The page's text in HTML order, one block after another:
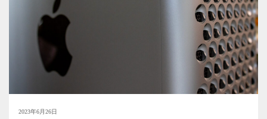
2023年6月26日